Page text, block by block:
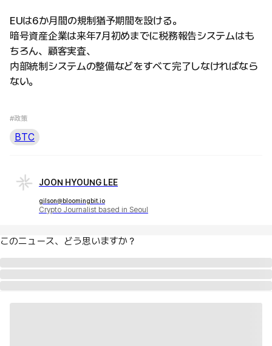
EUは6か月間の規制猶予期間を設ける。
暗号資産企業は来年7月初めまでに税務報告システムはも
ちろん、顧客実査、
内部統制システムの整備などをすべて完了しなければなら
ない。
#政策
BTC
JOON HYOUNG LEE
gilson@bloomingbit.io
Crypto Journalist based in Seoul
このニュース、どう思いますか？